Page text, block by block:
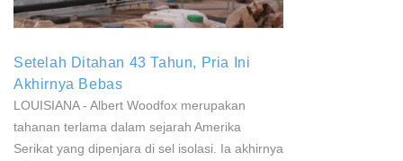
Setelah Ditahan 43 Tahun, Pria Ini
Akhirnya Bebas
LOUISIANA - Albert Woodfox merupakan
tahanan terlama dalam sejarah Amerika
Serikat yang dipenjara di sel isolasi. Ia akhirnya